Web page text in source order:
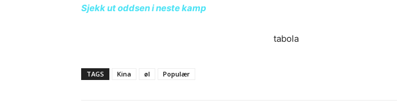
Sjekk ut oddsen i neste kamp
tabola
TAGS Kina øl Populær